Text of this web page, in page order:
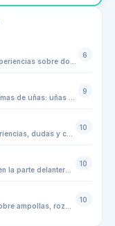
6
9
Espacio para que los usuarios compartan experiencias, dudas y consultas sobre juanetes y dedos en martillo. Aquí podrás aprender sobre prevención, síntomas, tratamientos caseros, adaptación de calzado y consultas generales para mejorar la salud de tus pies.
10
Comparte y consulta experiencias sobre dolor en la parte delantera del pie. Este subforo está pensado para quienes sufren metatarsalgia, molestias en los metatarsos o dolor al caminar y correr. Aquí podrás intercambiar consejos, dudas sobre calzado, plantillas y ejercicios recomendados por la comunidad de podólogos y usuarios
10
10